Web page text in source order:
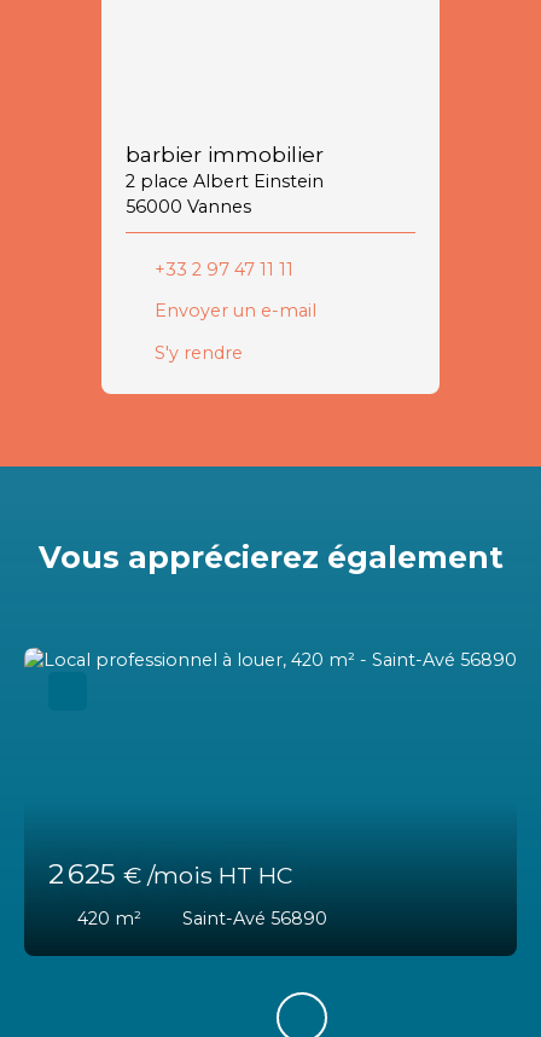
barbier immobilier
2 place Albert Einstein
56000 Vannes
+33 2 97 47 11 11
Envoyer un e-mail
S'y rendre
Vous apprécierez également
2 625 € /mois HT HC
420 m² Saint-Avé 56890